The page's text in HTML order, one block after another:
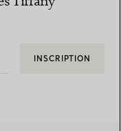
INSCRIPTION